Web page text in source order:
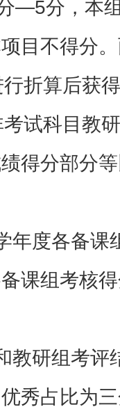
—5分，本
目不得分
折算后获
试科目教
得分部分
年度各备课
课组考核
教研组考评
秀占比为